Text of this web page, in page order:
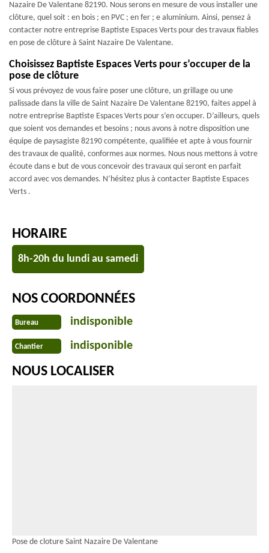
Nazaire De Valentane 82190. Nous serons en mesure de vous installer une
clôture, quel soit : en bois ; en PVC ; en fer ; e aluminium. Ainsi, pensez à
contacter notre entreprise Baptiste Espaces Verts pour des travaux fiables
en pose de clôture à Saint Nazaire De Valentane.
Choisissez Baptiste Espaces Verts pour s’occuper de la
pose de clôture
Si vous prévoyez de vous faire poser une clôture, un grillage ou une
palissade dans la ville de Saint Nazaire De Valentane 82190, faites appel à
notre entreprise Baptiste Espaces Verts pour s’en occuper. D’ailleurs, quels
que soient vos demandes et besoins ; nous avons à notre disposition une
équipe de paysagiste 82190 compétente, qualifiée et apte à vous fournir
des travaux de qualité, conformes aux normes. Nous nous mettons à votre
écoute dans e but de vous concevoir des travaux qui seront en parfait
accord avec vos demandes. N’hésitez plus à contacter Baptiste Espaces
Verts .
HORAIRE
8h-20h du lundi au samedi
NOS COORDONNÉES
Bureau indisponible
Chantier indisponible
NOUS LOCALISER
Pose de cloture Saint Nazaire De Valentane